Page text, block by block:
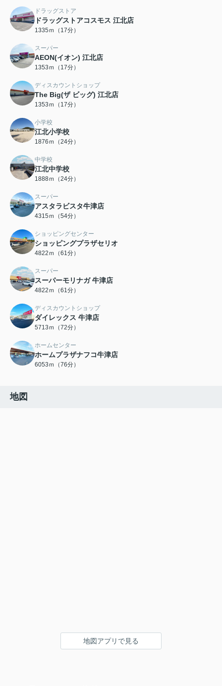
ドラッグストア
ドラッグストアコスモス 江北店
1335ｍ（17分）
スーパー
AEON(イオン) 江北店
1353ｍ（17分）
ディスカウントショップ
The Big(ザ ビッグ) 江北店
1353ｍ（17分）
小学校
江北小学校
1876ｍ（24分）
中学校
江北中学校
1888ｍ（24分）
スーパー
アスタラビスタ牛津店
4315ｍ（54分）
ショッピングセンター
ショッピングプラザセリオ
4822ｍ（61分）
スーパー
スーパーモリナガ 牛津店
4822ｍ（61分）
ディスカウントショップ
ダイレックス 牛津店
5713ｍ（72分）
ホームセンター
ホームプラザナフコ牛津店
6053ｍ（76分）
地図
地図アプリで見る